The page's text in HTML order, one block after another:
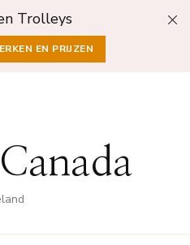
Trolleys
EN PRIJZEN